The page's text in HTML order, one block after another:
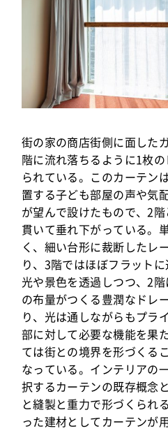
街の家の商店街側に面した
階に流れ落ちるように1枚
られている。このカーテン
置する子ども部屋の声や気
が望んで設けたもので、2
貫いて垂れ下がっている。
く、細い台形に裁断したレ
り、3階ではほぼフラット
光や景色を透過しつつ、2
の布量がつくる豊潤なドレ
り、光は通しながらもプラ
部に対して必要な機能を果
ては街との境界を形づくる
なっている。インテリアの
択するカーテンの既存概念
と縫製と重力で形づくられ
った建材としてカーテンが